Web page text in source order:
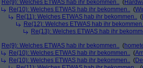
Re(9): Welches ETWAS hab ihr bekommen.. (
Re(10): Welches ETWAS hab ihr bekommen.. (
Re(11): Welches ETWAS hab ihr bekommen.. (
Re(12): Welches ETWAS hab ihr
Re(13): Welches ETWAS hab ihr
Re(9): Welches ETWAS hab ihr bekommen.. (
Re(10): Welches ETWAS hab ihr bekommen.. (
Re(10): Welches ETWAS hab ihr bekommen.. (